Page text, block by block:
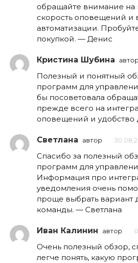
обращайте внимание на
скорость оповещений и
автоматизации.
покупкой. — Денис
Кристина Шубина автор
Полезный и понятный
программ для
бы посоветовала
прежде всего на
оповещений и удобство
Светлана автор
Спасибо за полезный
программ для
Информация про
уведомления очень
проще выбрать вариант
команды. — Светлана
Иван Калинин автор
Очень полезный обзор,
легче понять, какую